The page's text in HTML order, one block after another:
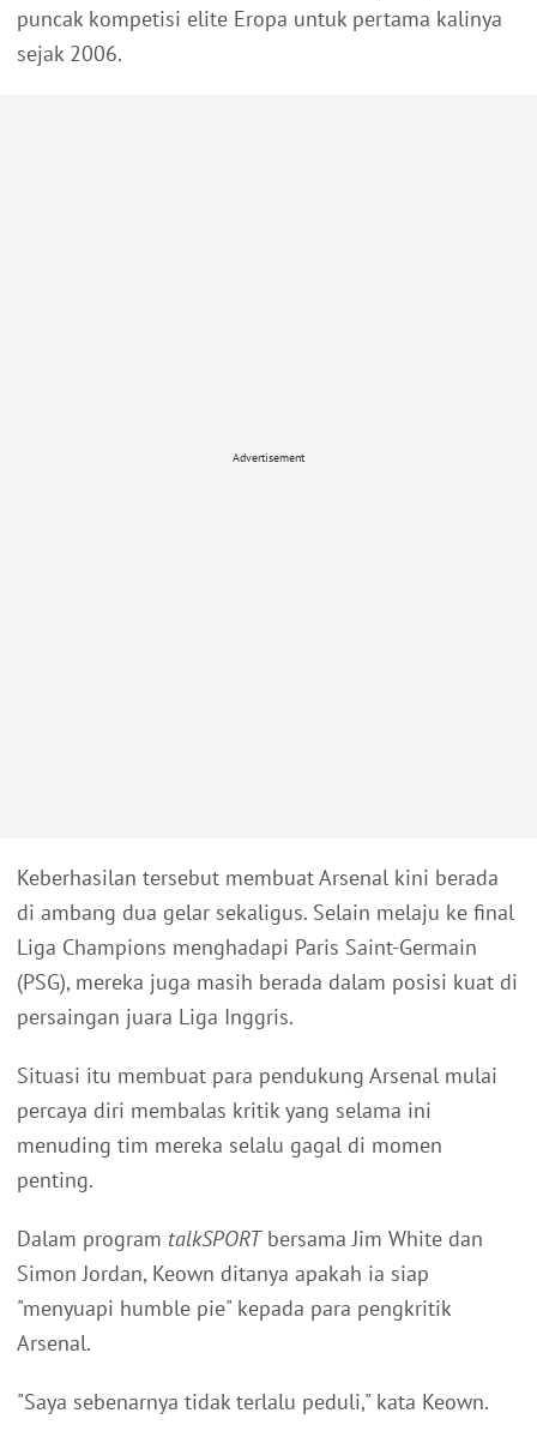
puncak kompetisi elite Eropa untuk pertama kalinya
sejak 2006.
Advertisement
Keberhasilan tersebut membuat Arsenal kini berada
di ambang dua gelar sekaligus. Selain melaju ke final
Liga Champions menghadapi Paris Saint-Germain
(PSG), mereka juga masih berada dalam posisi kuat di
persaingan juara Liga Inggris.
Situasi itu membuat para pendukung Arsenal mulai
percaya diri membalas kritik yang selama ini
menuding tim mereka selalu gagal di momen
penting.
Dalam program talkSPORTbersama Jim White dan
Simon Jordan, Keown ditanya apakah ia siap
"menyuapi humble pie" kepada para pengkritik
Arsenal.
"Saya sebenarnya tidak terlalu peduli," kata Keown.